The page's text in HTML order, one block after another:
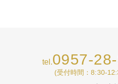
tel.0957-
(受付時間：8:30-